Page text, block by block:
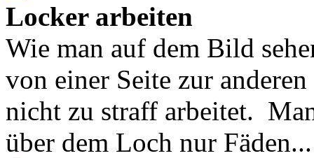
Locker arbeiten
Wie man auf dem Bild
von einer Seite zur
nicht zu straff arbeitet.
über dem Loch nur Fäden...